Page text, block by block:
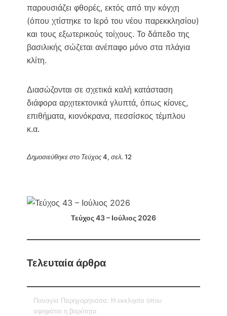
παρουσιάζει φθορές, εκτός από την κόγχη
(όπου χτίστηκε το Ιερό του νέου παρεκκλησίου)
και τους εξωτερικούς τοίχους. Το δάπεδο της
βασιλικής σώζεται ανέπαφο μόνο στα πλάγια
κλίτη.
Διασώζονται σε σχετικά καλή κατάσταση
διάφορα αρχιτεκτονικά γλυπτά, όπως κίονες,
επιθήματα, κιονόκρανα, πεσσίσκος τέμπλου
κ.α.
Δημοσιεύθηκε στο Τεύχος 4, σελ. 12
Τεύχος 43 – Ιούλιος 2026
Τελευταία άρθρα
Παναγία Παρηγορήτισσα: Η εκκλησία όπου
αψηφάται η βαρύτητα